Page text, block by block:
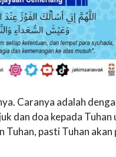
Caranya adalah
dan doa kepada Tuhan
pasti Tuhan